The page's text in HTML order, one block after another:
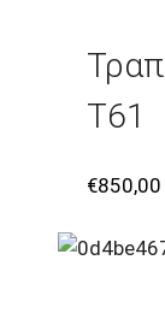
T61
€850,00